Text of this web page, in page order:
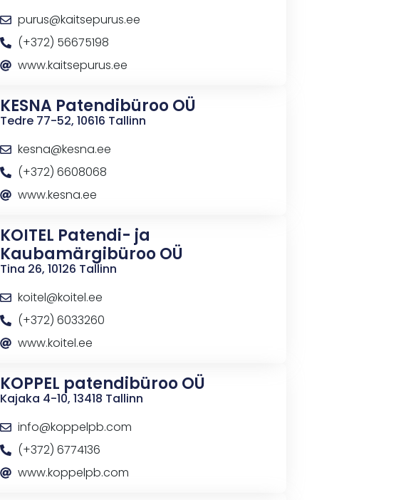
purus@kaitsepurus.ee
(+372) 56675198
www.kaitsepurus.ee
KESNA Patendibüroo OÜ
Tedre 77-52, 10616 Tallinn
kesna@kesna.ee
(+372) 6608068
www.kesna.ee
KOITEL Patendi- ja
Kaubamärgibüroo OÜ
Tina 26, 10126 Tallinn
koitel@koitel.ee
(+372) 6033260
www.koitel.ee
KOPPEL patendibüroo OÜ
Kajaka 4-10, 13418 Tallinn
info@koppelpb.com
(+372) 6774136
www.koppelpb.com